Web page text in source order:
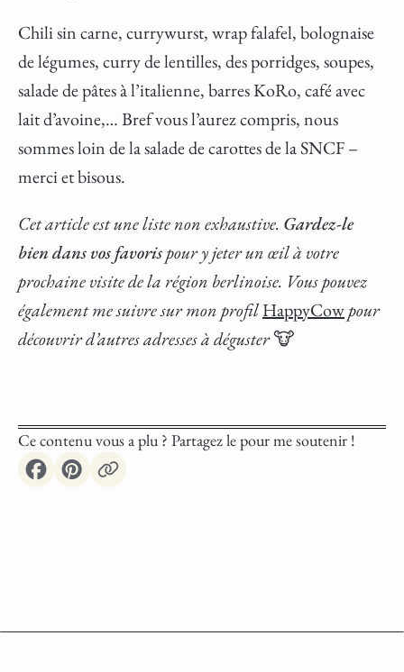
Chili sin carne, currywurst, wrap falafel, bolognaise
de légumes, curry de lentilles, des porridges, soupes,
salade de pâtes à l’italienne, barres KoRo, café avec
lait d’avoine,… Bref vous l’aurez compris, nous
sommes loin de la salade de carottes de la SNCF –
merci et bisous.
Cet article est une liste non exhaustive. Gardez-le
bien dans vos favorispour y jeter un œil à votre
prochaine visite de la région berlinoise. Vous pouvez
également me suivre sur mon profilHappyCowpour
découvrir d’autres adresses à déguster🐮
Ce contenu vous a plu ? Partagez le pour me soutenir !